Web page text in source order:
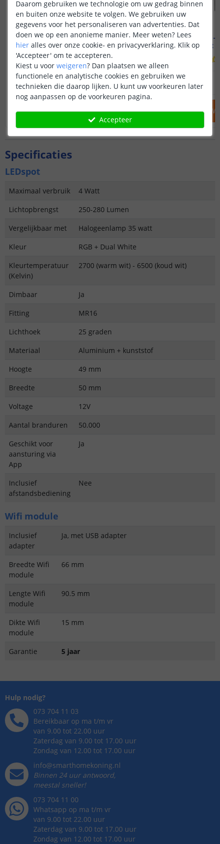
Wifi spot - MR16 fitting
4 watt - RGBWW
(3 reviews)
OP VOORRAAD 19,95
IN WINKELWAGEN
Wifi spot -
4 watt -
OP VOORRAAD
IN
Specificaties
LEDspot
Maximaal verbruik
4 Watt
Lichtopbrengst
250-280 Lumen
Vergelijkbaar met
Halogeenlamp 35 watt
Kleur
RGB + Dual White
Kleurtemperatuur
(Kelvin)
2700 (warm wit) - 6500 (koud wit)
Dimbaar
Ja
Fitting
MR16
Lichthoek
25 graden
Materiaal
Aluminium + kunststof
Hoogte
49 mm
Breedte
50 mm
Voltage
12V
Aantal branduren
50.000
Geschikt voor
aansturing via
App
Ja
Inclusief
afstandsbediening
Nee
Wifi module
Inclusief
adapter
Ja, met USB adapter
Breedte Wifi
module
66 mm
Lengte Wifi
module
90.5 mm
Dikte Wifi
module
15 mm
Garantie 5 jaar
Hulp nodig?
073 704 11 03
Bereikbaar op ma t/m vr
van 9.00 tot 22.00 uur
Zaterdag van 9.00 tot 17.00 uur
Zondag van 12.00 tot 17.00 uur
info@smarthomekoning.nl
Binnen 24 uur antwoord,
meestal sneller!
073 704 11 00
Whatsapp op ma t/m vr
van 9.00 tot 22.00 uur
Zaterdag van 9.00 tot 17.00 uur
Zondag van 12.00 tot 17.00 uur
Daarom gebruiken we technologie om uw gedrag binnen
en buiten onze website te volgen. We gebruiken uw
gegevens voor het personaliseren van advertenties. Dat
doen we op een anonieme manier. Meer weten? Lees
hier alles over onze cookie- en privacyverklaring. Klik op
'Accepteer' om te accepteren.
Kiest u voor weigeren? Dan plaatsen we alleen
functionele en analytische cookies en gebruiken we
technieken die daarop lijken. U kunt uw voorkeuren later
nog aanpassen op de voorkeuren pagina.
Accepteer